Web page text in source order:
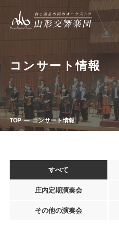
コンサート情報
TOP コンサート情報
すべて
庄内定期演奏会
その他の演奏会